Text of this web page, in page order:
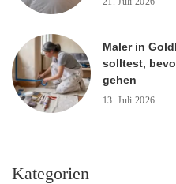
Maler in
solltest,
gehen
13. Juli 2026
Kategorien